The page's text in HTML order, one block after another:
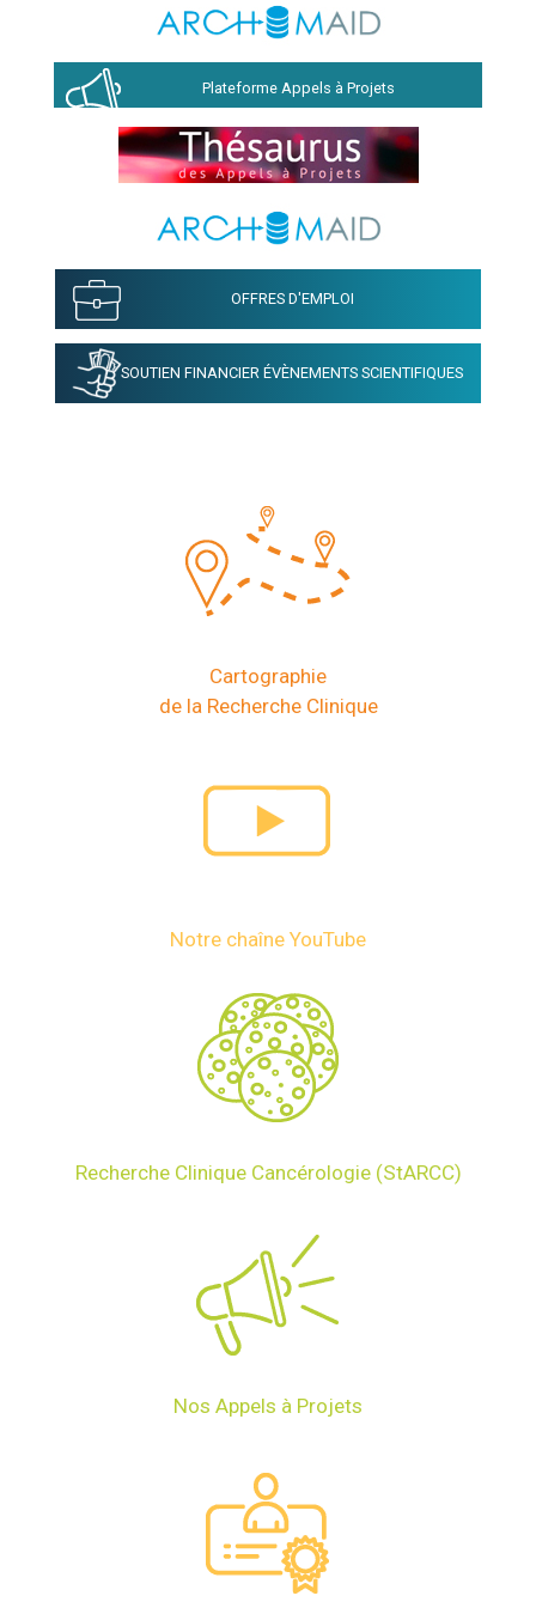
Plateforme Appels à Projets
OFFRES D'EMPLOI
SOUTIEN FINANCIER ÉVÈNEMENTS SCIENTIFIQUES
Cartographie
de la Recherche Clinique
Notre chaîne YouTube
Recherche Clinique Cancérologie (StARCC)
Nos Appels à Projets